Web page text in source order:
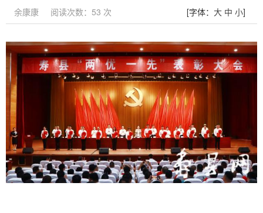
余康康 阅读次数： 53 次 [字体： 大 中 小]